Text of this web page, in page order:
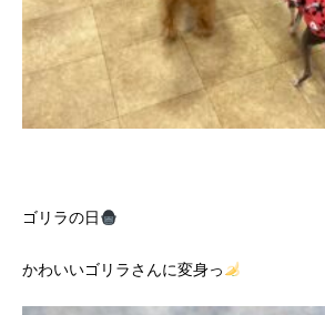
ゴリラの日
かわいいゴリラさんに変身っ